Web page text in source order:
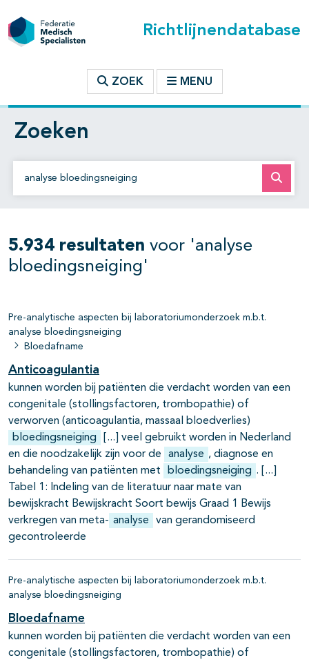
Richtlijnendatabase
ZOEK MENU
Zoeken
5.934 resultaten voor 'analyse
bloedingsneiging'
Pre-analytische aspecten bij laboratoriumonderzoek m.b.t.
analyse bloedingsneiging
Bloedafname
Anticoagulantia
kunnen worden bij patiënten die verdacht worden van een
congenitale (stollingsfactoren, trombopathie) of
verworven (anticoagulantia, massaal bloedverlies)
bloedingsneiging
veel gebruikt worden in Nederland
en die noodzakelijk zijn voor de
analyse , diagnose en
behandeling van patiënten met
bloedingsneiging .
Tabel 1: Indeling van de literatuur naar mate van
bewijskracht Bewijskracht Soort bewijs Graad 1 Bewijs
verkregen van meta- analyse
van gerandomiseerd
gecontroleerde
Pre-analytische aspecten bij laboratoriumonderzoek m.b.t.
analyse bloedingsneiging
Bloedafname
kunnen worden bij patiënten die verdacht worden van een
congenitale (stollingsfactoren, trombopathie) of